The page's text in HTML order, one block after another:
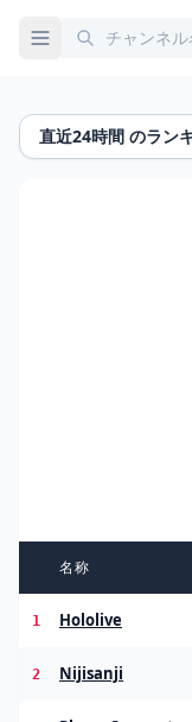
直近24時間 のラン
名称
1 Hololive
2 Nijisanji